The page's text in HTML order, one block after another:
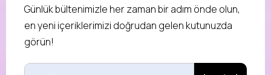
Günlük bültenimizle her zaman bir adım önde olun,
en yeni içeriklerimizi doğrudan gelen kutunuzda
görün!